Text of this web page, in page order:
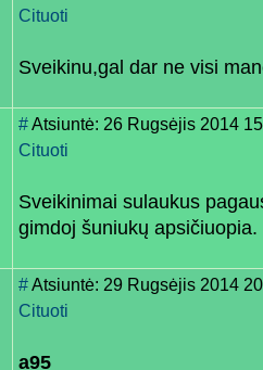
Cituoti
Sveikinu,gal dar ne visi
#Atsiuntė: 26 Rugsėjis 2014
Cituoti
Sveikinimai sulaukus
gimdoj šuniukų apsičiuopia.
#Atsiuntė: 29 Rugsėjis 2014
Cituoti
a95